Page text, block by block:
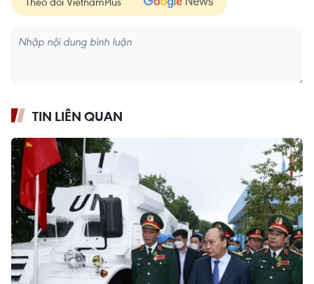
TIN LIÊN QUAN